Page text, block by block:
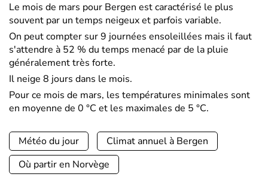
Le mois de mars pour Bergen est caractérisé le plus
souvent par un temps neigeux et parfois variable.
On peut compter sur 9 journées ensoleillées mais il faut
s'attendre à 52 % du temps menacé par de la pluie
généralement très forte.
Il neige 8 jours dans le mois.
Pour ce mois de mars, les températures minimales sont
en moyenne de 0 °C et les maximales de 5 °C.
Météo du jour
Climat annuel à Bergen
Où partir en Norvège